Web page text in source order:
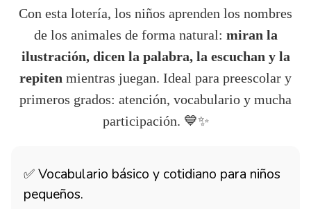
Con esta lotería, los niños aprenden los nombres
de los animales de forma natural: miran la
ilustración, dicen la palabra, la escuchan y la
repiten mientras juegan. Ideal para preescolar y
primeros grados: atención, vocabulario y mucha
participación. 💙✨
✅ Vocabulario básico y cotidiano para niños
pequeños.